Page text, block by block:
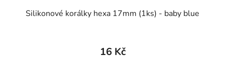
Silikonové korálky hexa 17mm (1ks) - baby blue
16 Kč